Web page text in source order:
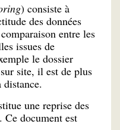
) consiste à
des données
entre les
issues de
le dossier
site, il est de plus
une reprise des
document est